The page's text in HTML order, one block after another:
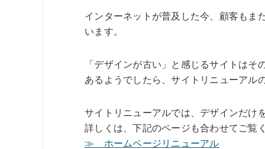
インターネットが普及した今、顧客もま
います。
「デザインが古い」と感じるサイトは
あるようでしたら、サイトリニューアル
サイトリニューアルでは、デザインだけ
詳しくは、下記のページも合わせてご覧
≫ ホームページリニューアル